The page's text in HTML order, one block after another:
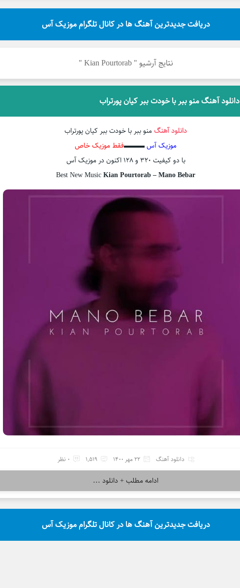
دریافت جدیدترین آهنگ ها در کانال تلگرام موزیک آس
نتایج آرشیو " Kian Pourtorab "
دانلود آهنگ منو ببر با خودت ببر کیان پورتراب
دانلود آهنگمنو ببر با خودت ببر کیان پورتراب
موزیک آس▬▬▬فقط موزیک خاص
با دو کیفیت ۳۲۰ و ۱۲۸ اکنون در موزیک آس
Best New MusicKian Pourtorab – Mano Bebar
دانلود آهنگ 22 مهر 1400 1,519 0 نظر
ادامه مطلب + دانلود ...
دریافت جدیدترین آهنگ ها در کانال تلگرام موزیک آس